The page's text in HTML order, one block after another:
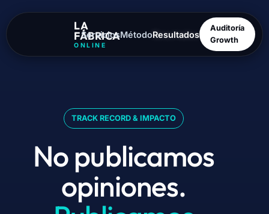
LA
FÁBRICA
ONLINE
ServiciosMétodoResultados
Auditoría
Growth
TRACK RECORD & IMPACTO
No publicamos
opiniones.